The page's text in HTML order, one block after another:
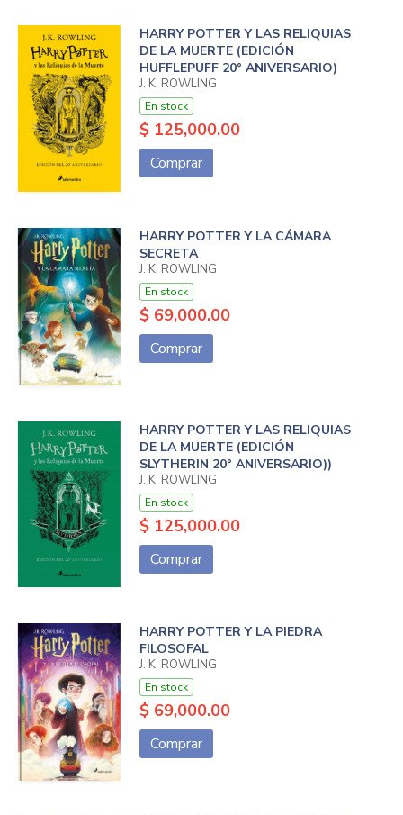
HARRY POTTER Y LAS RELIQUIAS
DE LA MUERTE (EDICIÓN
HUFFLEPUFF 20° ANIVERSARIO)
J. K. ROWLING
En stock
$ 125,000.00
Comprar
HARRY POTTER Y LA CÁMARA
SECRETA
J. K. ROWLING
En stock
$ 69,000.00
Comprar
HARRY POTTER Y LAS RELIQUIAS
DE LA MUERTE (EDICIÓN
SLYTHERIN 20° ANIVERSARIO))
J. K. ROWLING
En stock
$ 125,000.00
Comprar
HARRY POTTER Y LA PIEDRA
FILOSOFAL
J. K. ROWLING
En stock
$ 69,000.00
Comprar